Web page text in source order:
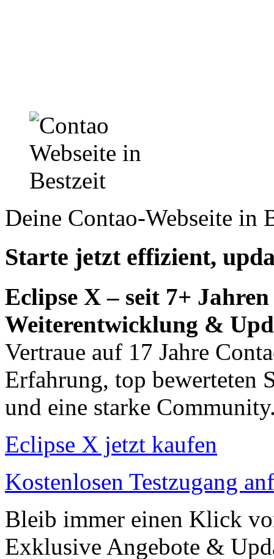
Deine Contao-Webseite in
Starte jetzt effizient,
Eclipse X – seit 7+ Jahren
Weiterentwicklung &
Vertraue auf 17 Jahre
Erfahrung, top bewerteten
und eine starke
Eclipse X jetzt kaufen
Kostenlosen Testzugang
Bleib immer einen Klick
Exklusive Angebote &